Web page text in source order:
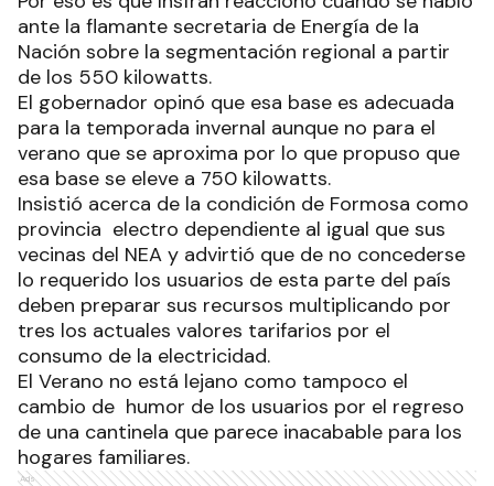
ante la flamante secretaria de Energía de la
Nación sobre la segmentación regional a partir
de los 550 kilowatts.
El gobernador opinó que esa base es adecuada
para la temporada invernal aunque no para el
verano que se aproxima por lo que propuso que
esa base se eleve a 750 kilowatts.
Insistió acerca de la condición de Formosa como
provincia electro dependiente al igual que sus
vecinas del NEA y advirtió que de no concederse
lo requerido los usuarios de esta parte del país
deben preparar sus recursos multiplicando por
tres los actuales valores tarifarios por el
consumo de la electricidad.
El Verano no está lejano como tampoco el
cambio de humor de los usuarios por el regreso
de una cantinela que parece inacabable para los
hogares familiares.
Ads